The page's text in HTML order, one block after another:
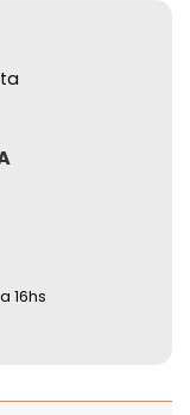
16hs